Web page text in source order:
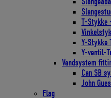
T-Stykke
Y-Stykke
Y-ventil-
Vandsystem
Can SB
John
Flag